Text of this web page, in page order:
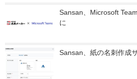
Sansan、Microsoft
に
Sansan、紙の名刺作成